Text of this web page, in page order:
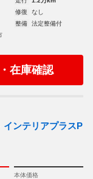
修復
なし
整備
法定整備付
在庫確認
ンテリアプラスP
本体価格